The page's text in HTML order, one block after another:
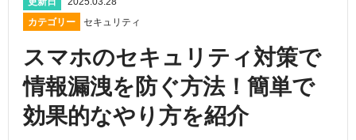
カテゴリー
セキュリティ
スマホのセキュリティ対策で
情報漏洩を防ぐ方法！簡単で
効果的なやり方を紹介